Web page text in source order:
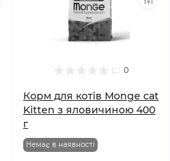
0
Корм для котів Monge cat
Kitten з яловичиною 400
г
Немає в наявності